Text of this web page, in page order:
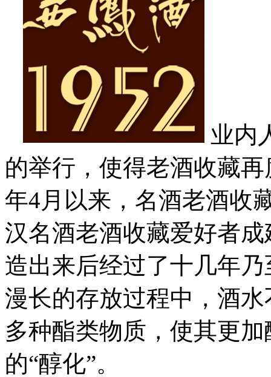
业内
的举行，使得老酒收藏
年4月以来，名酒老酒收
汉名酒老酒收藏爱好者
造出来后经过了十几年
漫长的存放过程中，酒
多种酯类物质，使其更
的“醇化”。